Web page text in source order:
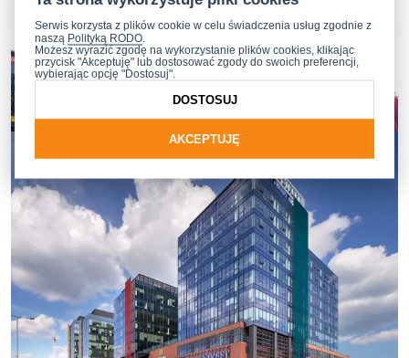
Serwis korzysta z plików cookie w celu świadczenia usług zgodnie z
naszą Polityką RODO
Możesz wyrazić zgodę na wykorzystanie plików cookies, klikając
przycisk "Akceptuję" lub dostosować zgody do swoich preferencji,
wybierając opcję "Dostosuj".
AKCEPTUJĘ
DOSTOSUJ